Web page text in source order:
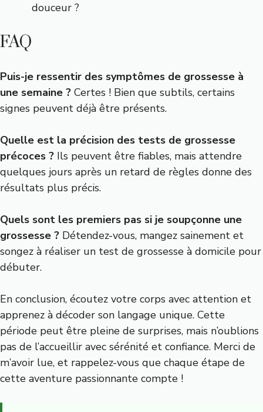
douceur ?
FAQ
Puis-je ressentir des symptômes de grossesse à
une semaine ? Certes ! Bien que subtils, certains
signes peuvent déjà être présents.
Quelle est la précision des tests de grossesse
précoces ? Ils peuvent être fiables, mais attendre
quelques jours après un retard de règles donne des
résultats plus précis.
Quels sont les premiers pas si je soupçonne une
grossesse ? Détendez-vous, mangez sainement et
songez à réaliser un test de grossesse à domicile pour
débuter.
En conclusion, écoutez votre corps avec attention et
apprenez à décoder son langage unique. Cette
période peut être pleine de surprises, mais n’oublions
pas de l’accueillir avec sérénité et confiance. Merci de
m’avoir lue, et rappelez-vous que chaque étape de
cette aventure passionnante compte !